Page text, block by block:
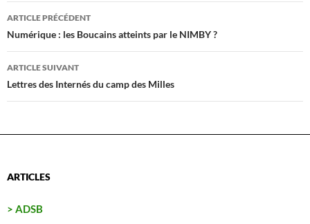
Navigation
des
articles
ARTICLE PRÉCÉDENT
Numérique : les Boucains atteints par le NIMBY ?
ARTICLE SUIVANT
Lettres des Internés du camp des Milles
ARTICLES
> ADSB